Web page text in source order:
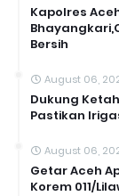
Kapolres
Bersih
August 06,
Dukung
Pastikan
August 06,
Getar Aceh
Korem 011/